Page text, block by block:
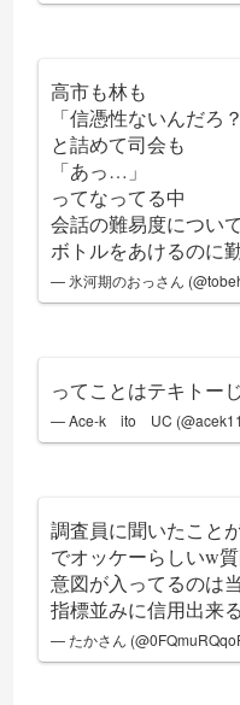
高市も林も
「信憑性ないんだろ？
と詰めて司会も
「あっ…」
ってなってる中
会話の難易度につい
ボトルをあけるのに
— 氷河期のおっさん
ってことはテキトー
— Ace-k ito UC
調査員に聞いたこと
でオッケーらしいw
意図が入ってるのは
指標並みに信用出来
— たかさん